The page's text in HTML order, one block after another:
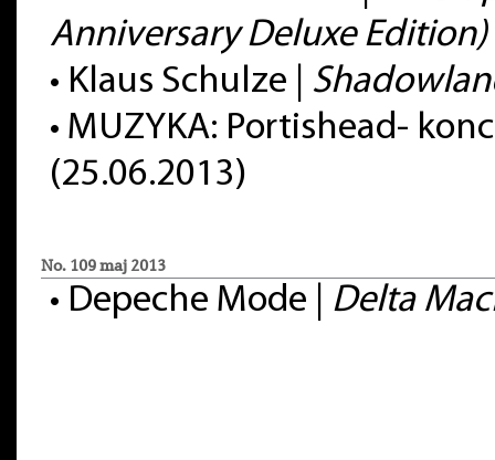
Anniversary Deluxe Edition)
• Klaus Schulze |
• MUZYKA: Portishead-
(25.06.2013)
No. 109 maj 2013
• Depeche Mode | Delta